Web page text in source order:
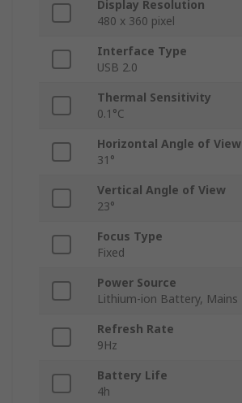
Display Resolution
480 x 360 pixel
Interface Type
USB 2.0
Thermal Sensitivity
0.1°C
Horizontal Angle of View
31°
Vertical Angle of View
23°
Focus Type
Fixed
Power Source
Lithium-ion Battery, Mains
Refresh Rate
9Hz
Battery Life
4h